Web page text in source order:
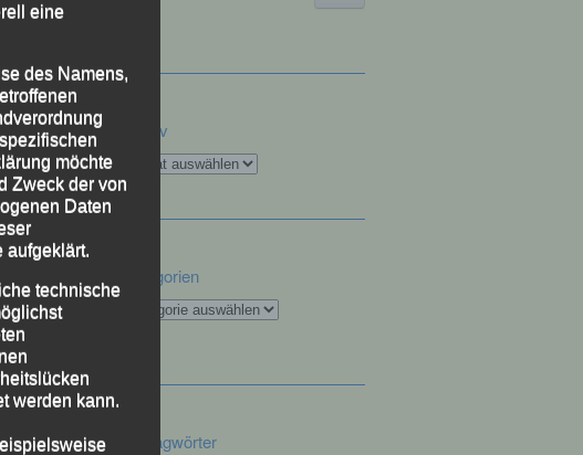
–
→
Archiv
Archiv
Kategorien
Kategorien
Schlagwörter
eine
des Namens,
möchte
Zweck der von
Daten
aufgeklärt.
technische
werden kann.